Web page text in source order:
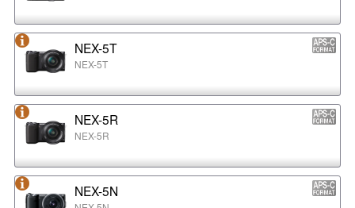
NEX-5T
NEX-5T
NEX-5R
NEX-5R
NEX-5N